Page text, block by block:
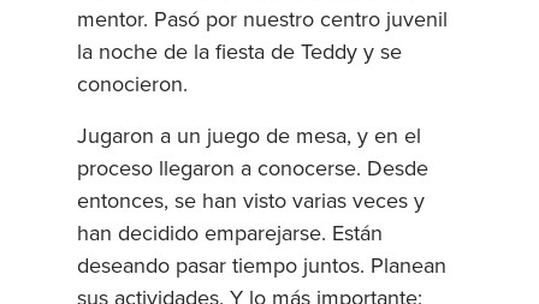
mentor. Pasó por nuestro centro juvenil
la noche de la fiesta de Teddy y se
conocieron.
Jugaron a un juego de mesa, y en el
proceso llegaron a conocerse. Desde
entonces, se han visto varias veces y
han decidido emparejarse. Están
deseando pasar tiempo juntos. Planean
sus actividades. Y lo más importante: